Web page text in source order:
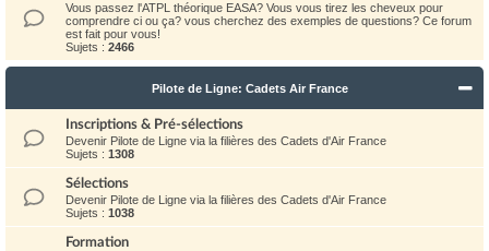
Vous passez l'ATPL théorique EASA? Vous vous tirez les cheveux pour
comprendre ci ou ça? vous cherchez des exemples de questions? Ce forum
est fait pour vous!
Sujets : 2466
Pilote de Ligne: Cadets Air France
Inscriptions & Pré-sélections
Devenir Pilote de Ligne via la filières des Cadets d'Air France
Sujets : 1308
Sélections
Devenir Pilote de Ligne via la filières des Cadets d'Air France
Sujets : 1038
Formation